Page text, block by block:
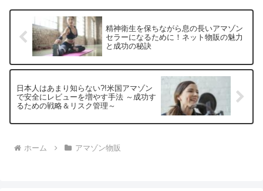
精神衛生を保ちながら息の長いアマゾン
セラーになるために！ネット物販の魅力
と成功の秘訣
日本人はあまり知らない?!米国アマゾン
で安全にレビューを増やす手法 ～成功す
るための戦略＆リスク管理～
ホーム アマゾン物販